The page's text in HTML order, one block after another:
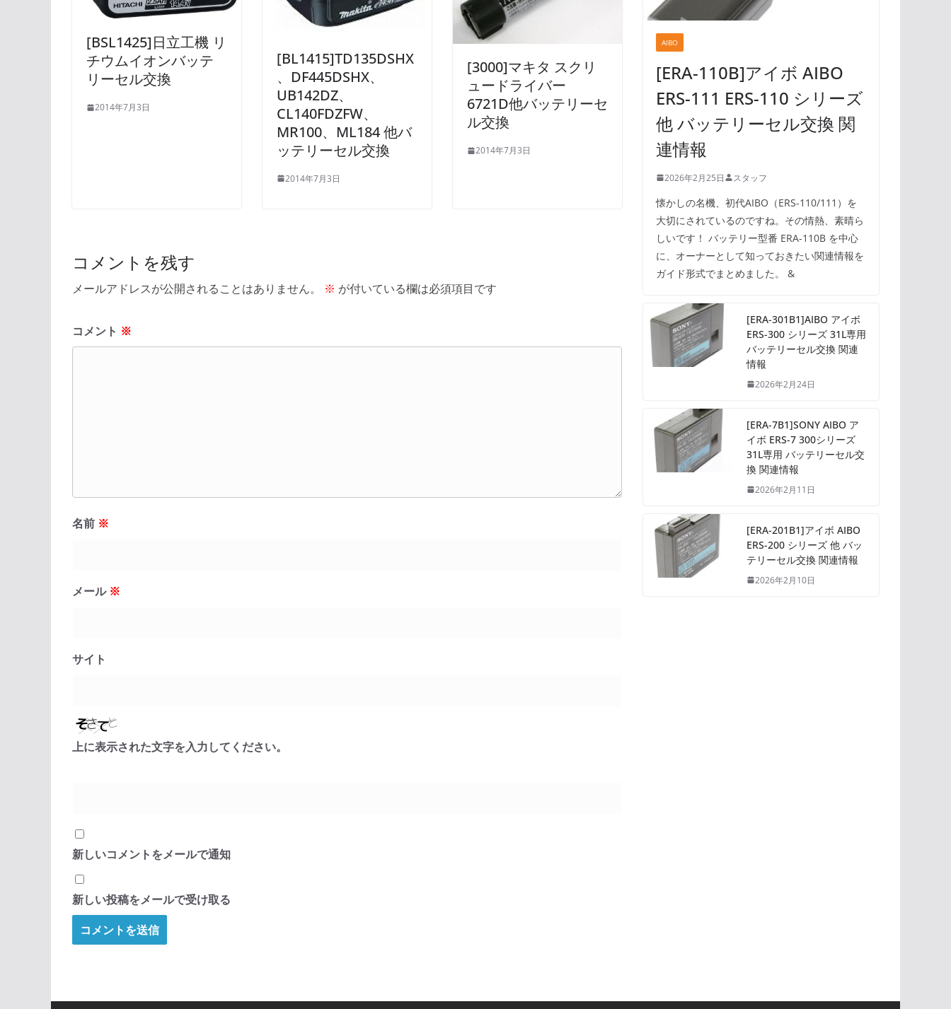
[BSL1425]日立工機 リ
チウムイオンバッテ
リーセル交換
2014年7月3日
[BL1415]TD135DSHX
、DF445DSHX、
UB142DZ、
CL140FDZFW、
MR100、ML184 他バ
ッテリーセル交換
2014年7月3日
[3000]マキタ スクリ
ュードライバー
6721D他バッテリーセ
ル交換
2014年7月3日
コメントを残す
メールアドレスが公開されることはありません。 ※ が付いている欄は必須項目です
コメント ※
名前 ※
メール ※
サイト
上に表示された文字を入力してください。
新しいコメントをメールで通知
新しい投稿をメールで受け取る
AIBO
[ERA-110B]アイボ AIBO
ERS-111 ERS-110 シリーズ
他 バッテリーセル交換 関
連情報
2026年2月25日 スタッフ
懐かしの名機、初代AIBO（ERS-110/111）を
大切にされているのですね。その情熱、素晴ら
しいです！ バッテリー型番 ERA-110B を中心
に、オーナーとして知っておきたい関連情報を
ガイド形式でまとめました。 &
[ERA-301B1]AIBO アイボ
ERS-300 シリーズ 31L専用
バッテリーセル交換 関連
情報
2026年2月24日
[ERA-7B1]SONY AIBO ア
イボ ERS-7 300シリーズ
31L専用 バッテリーセル交
換 関連情報
2026年2月11日
[ERA-201B1]アイボ AIBO
ERS-200 シリーズ 他 バッ
テリーセル交換 関連情報
2026年2月10日